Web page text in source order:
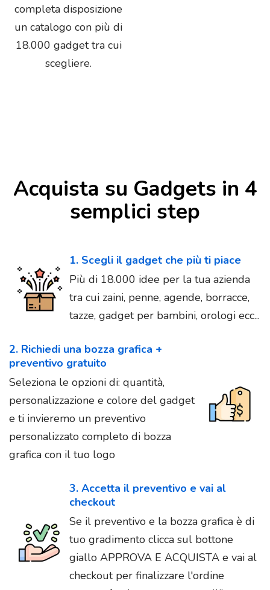
completa disposizione
un catalogo con più di
18.000 gadget tra cui
scegliere.
Acquista su Gadgets in 4
semplici step
1. Scegli il gadget che più ti piace
Più di 18.000 idee per la tua azienda
tra cui zaini, penne, agende, borracce,
tazze, gadget per bambini, orologi ecc...
2. Richiedi una bozza grafica +
preventivo gratuito
Seleziona le opzioni di: quantità,
personalizzazione e colore del gadget
e ti invieremo un preventivo
personalizzato completo di bozza
grafica con il tuo logo
3. Accetta il preventivo e vai al
checkout
Se il preventivo e la bozza grafica è di
tuo gradimento clicca sul bottone
giallo APPROVA E ACQUISTA e vai al
checkout per finalizzare l'ordine